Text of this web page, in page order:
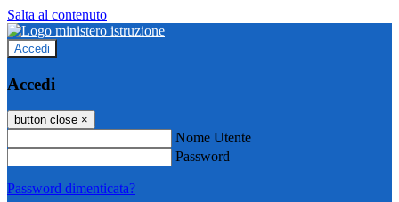
Salta al contenuto
Accedi
Accedi
button close ×
Nome Utente
Password
Password dimenticata?